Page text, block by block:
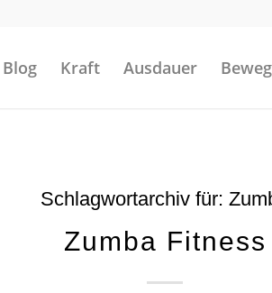
Blog Kraft Ausdauer
Schlagwortarchiv für:
Zumba Fitness